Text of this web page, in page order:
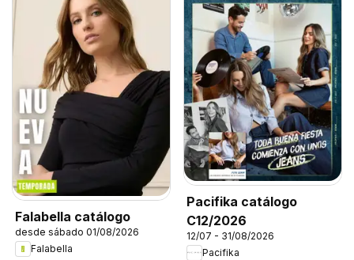
Falabella catálogo
desde sábado 01/08/2026
Falabella
Pacifika catálogo
C12/2026
12/07 - 31/08/2026
Pacifika